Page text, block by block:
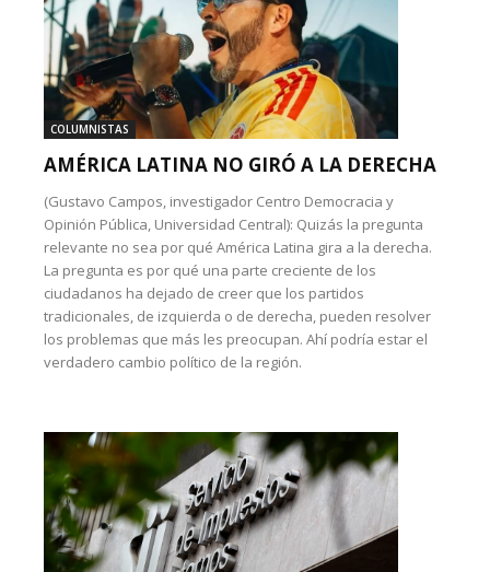
COLUMNISTAS
AMÉRICA LATINA NO GIRÓ A LA DERECHA
(Gustavo Campos, investigador Centro Democracia y
Opinión Pública, Universidad Central): Quizás la pregunta
relevante no sea por qué América Latina gira a la derecha.
La pregunta es por qué una parte creciente de los
ciudadanos ha dejado de creer que los partidos
tradicionales, de izquierda o de derecha, pueden resolver
los problemas que más les preocupan. Ahí podría estar el
verdadero cambio político de la región.